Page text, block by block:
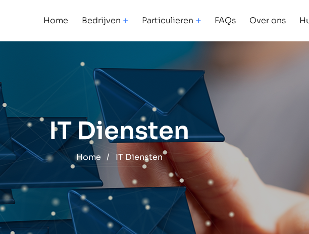
Home Bedrijven Particulieren FAQs Over ons
IT Diensten
Home / IT Diensten